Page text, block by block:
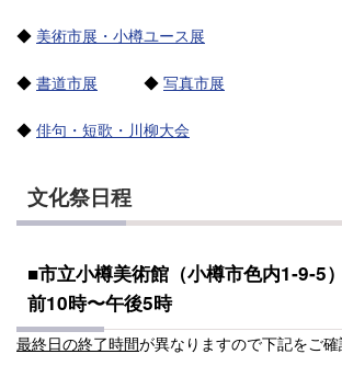
◆ 美術市展・小樽ユース展
◆書道市展 ◆写真市展
◆俳句・短歌・川柳大会
文化祭日程
■市立小樽美術館（小樽市色内1‐9‐5）
前10時〜午後5時
最終日の終了時間が異なりますので下記をご確